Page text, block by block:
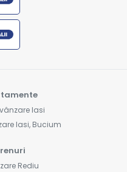
Iasi
Iasi, Bucium
Rediu